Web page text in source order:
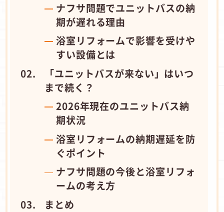
ナフサ問題でユニットバスの納
期が遅れる理由
浴室リフォームで影響を受けや
すい設備とは
「ユニットバスが来ない」はいつ
まで続く？
2026年現在のユニットバス納
期状況
浴室リフォームの納期遅延を防
ぐポイント
ナフサ問題の今後と浴室リフォ
ームの考え方
まとめ